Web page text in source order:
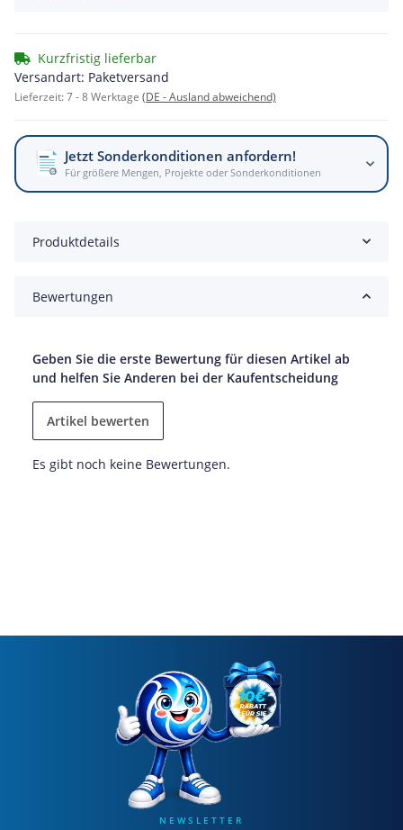
Kurzfristig lieferbar
Versandart: Paketversand
Lieferzeit:7 - 8 Werktage (DE - Ausland abweichend)
Jetzt Sonderkonditionen anfordern!
Für größere Mengen, Projekte oder Sonderkonditionen
Produktdetails
Bewertungen
Geben Sie die erste Bewertung für diesen Artikel ab
und helfen Sie Anderen bei der Kaufentscheidung
Artikel bewerten
Es gibt noch keine Bewertungen.
NEWSLETTER